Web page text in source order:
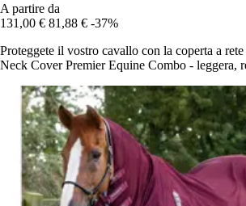
A partire da
131,00 € 81,88 € -37%
Proteggete il vostro cavallo con la coperta a
Neck Cover Premier Equine Combo - leggera,